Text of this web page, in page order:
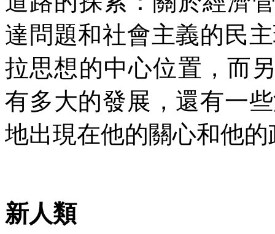
達問題和社會主義的民
拉思想的中心位置，而
有多大的發展，還有一
地出現在他的關心和他
新人類